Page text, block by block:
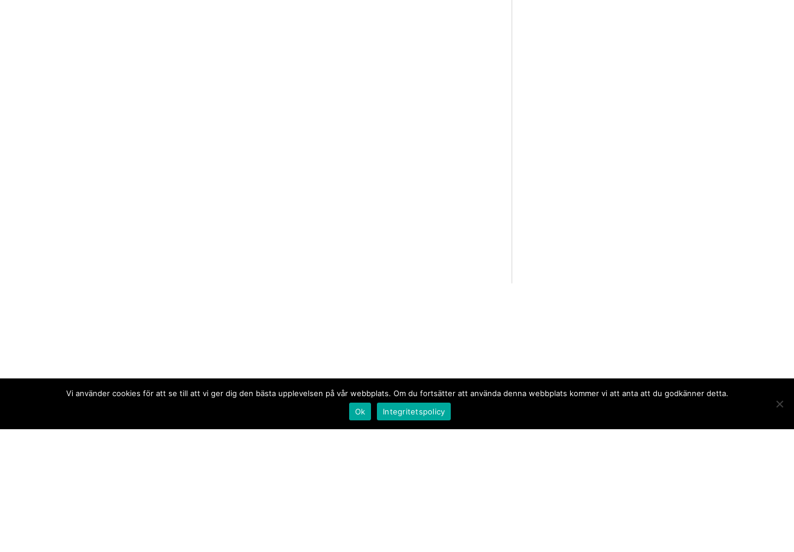
Vi använder cookies för att se till att vi ger dig den bästa upplevelsen på vår webbplats. Om du fortsätter att använda denna webbplats kommer vi att anta att du godkänner detta.
Ok
Integritetspolicy